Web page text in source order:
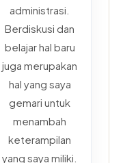
administrasi.
Berdiskusi dan
belajar hal baru
juga merupakan
hal yang saya
gemari untuk
menambah
keterampilan
yang saya miliki.